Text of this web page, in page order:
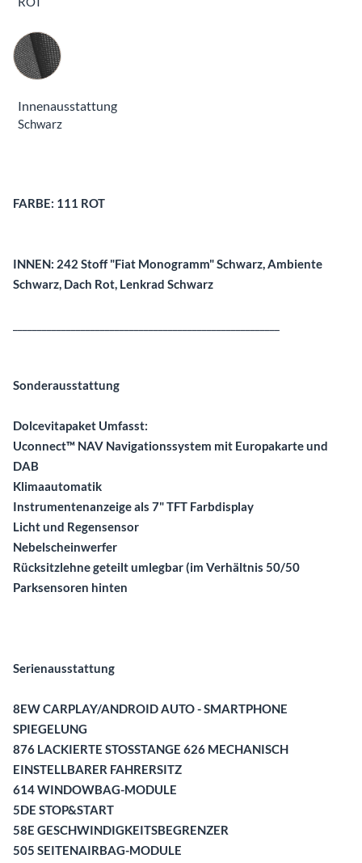
Innenausstattung
Innenausstattung
Schwarz
FARBE: 111 ROT
INNEN: 242 Stoff "Fiat Monogramm" Schwarz, Ambiente
Schwarz, Dach Rot, Lenkrad Schwarz
Sonderausstattung
Dolcevitapaket Umfasst:
Uconnect™ NAV Navigationssystem mit Europakarte und
DAB
Klimaautomatik
Instrumentenanzeige als 7" TFT Farbdisplay
Licht und Regensensor
Nebelscheinwerfer
Rücksitzlehne geteilt umlegbar (im Verhältnis 50/50
Parksensoren hinten
Serienausstattung
8EW CARPLAY/ANDROID AUTO - SMARTPHONE
SPIEGELUNG
876 LACKIERTE STOSSTANGE 626 MECHANISCH
EINSTELLBARER FAHRERSITZ
614 WINDOWBAG-MODULE
5DE STOP&START
58E GESCHWINDIGKEITSBEGRENZER
505 SEITENAIRBAG-MODULE